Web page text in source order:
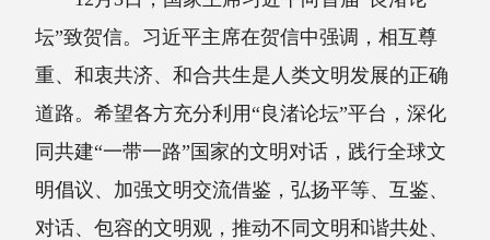
坛”致贺信。习近平主席在贺信中强调，相互尊
重、和衷共济、和合共生是人类文明发展的正确
道路。希望各方充分利用“良渚论坛”平台，深化
同共建“一带一路”国家的文明对话，践行全球文
明倡议、加强文明交流借鉴，弘扬平等、互鉴、
对话、包容的文明观，推动不同文明和谐共处、